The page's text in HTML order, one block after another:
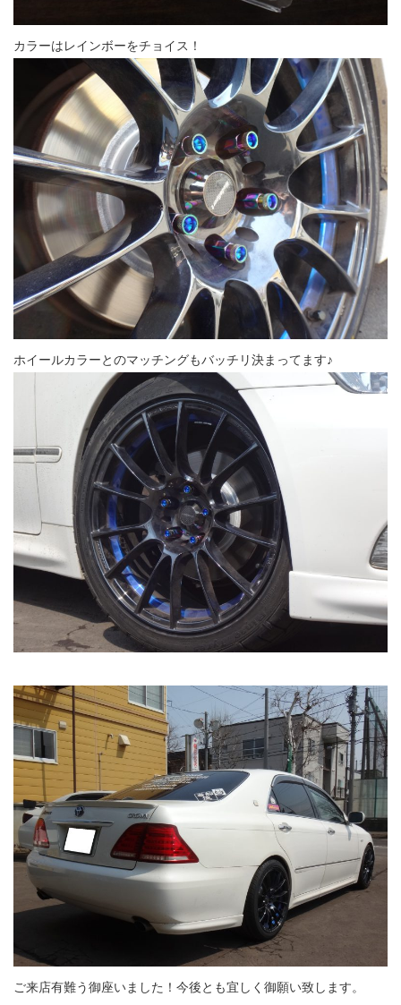
カラーはレインボーをチョイス！
ホイールカラーとのマッチングもバッチリ決まってます♪
ご来店有難う御座いました！今後とも宜しく御願い致します。